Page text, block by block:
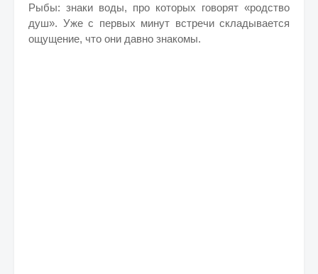
Рыбы: знаки воды, про которых говорят «родство
душ». Уже с первых минут встречи складывается
ощущение, что они давно знакомы.